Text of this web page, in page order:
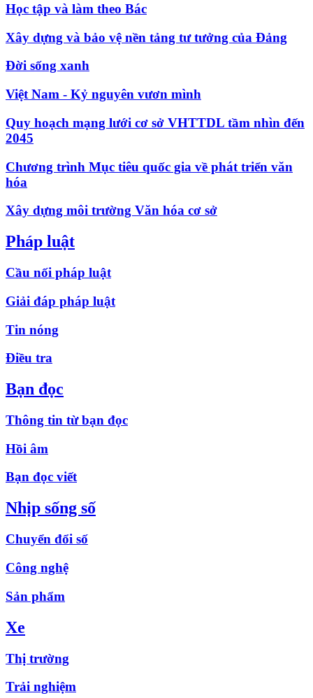
Học tập và làm theo Bác
Xây dựng và bảo vệ nền tảng tư tưởng của Đảng
Đời sống xanh
Việt Nam - Kỷ nguyên vươn mình
Quy hoạch mạng lưới cơ sở VHTTDL tầm nhìn đến
2045
Chương trình Mục tiêu quốc gia về phát triển văn
hóa
Xây dựng môi trường Văn hóa cơ sở
Pháp luật
Cầu nối pháp luật
Giải đáp pháp luật
Tin nóng
Điều tra
Bạn đọc
Thông tin từ bạn đọc
Hồi âm
Bạn đọc viết
Nhịp sống số
Chuyển đổi số
Công nghệ
Sản phẩm
Xe
Thị trường
Trải nghiệm